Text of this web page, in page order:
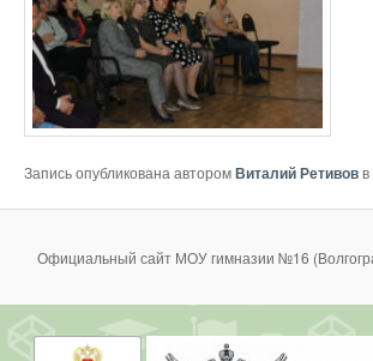
Запись опубликована авторомВиталий Ретивовв
Официальный сайт МОУ гимназии №16